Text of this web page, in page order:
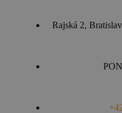
Rajská 2,